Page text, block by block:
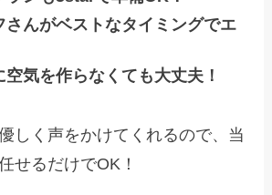
さんがベストなタイミングでエ
空気を作らなくても大丈夫！
しく声をかけてくれるので、当
せるだけでOK！